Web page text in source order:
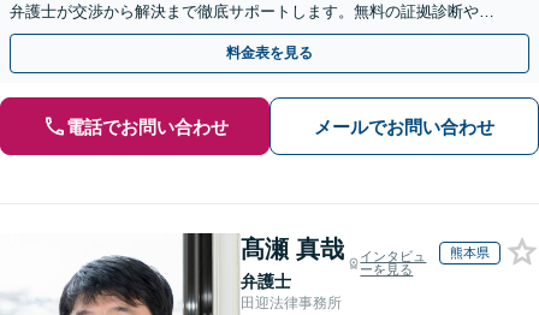
弁護士が交渉から解決まで徹底サポートします。無料の証拠診断や着
手金の返還保証もありますので安心してご相談ください。
料金表を見る
電話でお問い合わせ メールでお問い合わせ
髙瀬 真哉
弁護士
インタビュ
ーを見る
熊本県
田迎法律事務所